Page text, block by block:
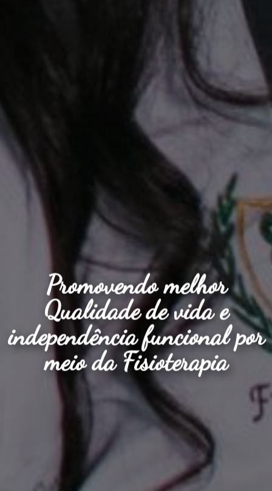
Promovendo melhor
Qualidade de vida e
independência funcional por
meio da Fisioterapia